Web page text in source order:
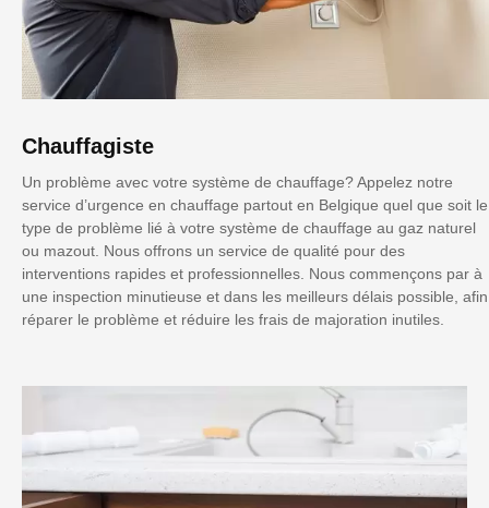
Chauffagiste
Un problème avec votre système de chauffage? Appelez notre
service d’urgence en chauffage partout en Belgique quel que soit le
type de problème lié à votre système de chauffage au gaz naturel
ou mazout. Nous offrons un service de qualité pour des
interventions rapides et professionnelles. Nous commençons par à
une inspection minutieuse et dans les meilleurs délais possible, afin
réparer le problème et réduire les frais de majoration inutiles.